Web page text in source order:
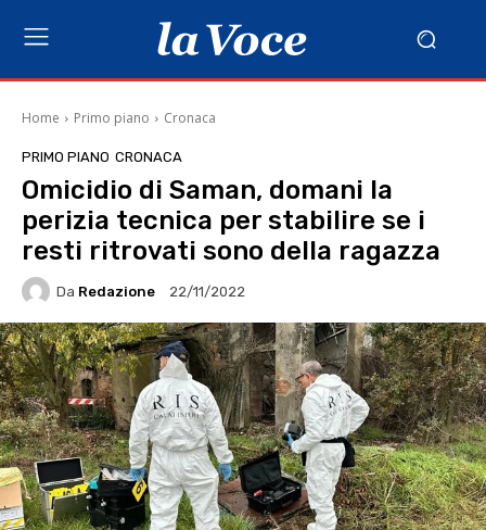
Home Primo piano Cronaca
PRIMO PIANO CRONACA
Omicidio di Saman, domani la
perizia tecnica per stabilire se i
resti ritrovati sono della ragazza
Da Redazione 22/11/2022